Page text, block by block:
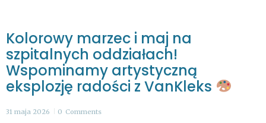
Kolorowy marzec i maj na
szpitalnych oddziałach!
Wspominamy artystyczną
eksplozję radości z VanKleks
31 maja 2026 0 Comments